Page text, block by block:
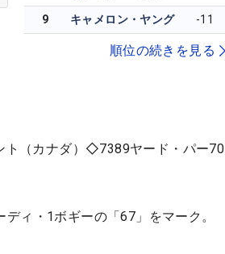
9 キャメロン・ヤング -11
順位の続きを見る
（カナダ）◇7389ヤード・パー70
ィ・1ボギーの「67」をマーク。